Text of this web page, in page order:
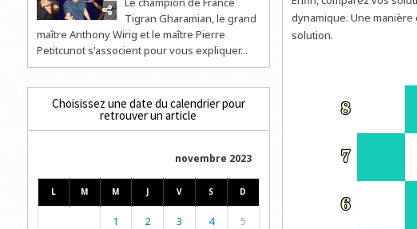
dynamique. Une
solution.
Tigran Gharamian, le grand
maître Anthony Wirig et le maître Pierre
Petitcunot s'associent pour vous expliquer...
Choisissez une date du calendrier pour
retrouver un article
novembre 2023
L M M J V S D
1 2 3 4 5